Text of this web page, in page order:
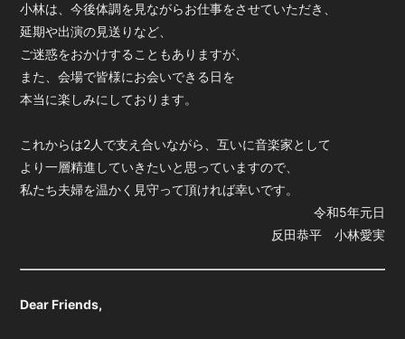
小林は、今後体調を見ながらお仕事をさせていただき、
延期や出演の見送りなど、
ご迷惑をおかけすることもありますが、
また、会場で皆様にお会いできる日を
本当に楽しみにしております。
これからは2人で支え合いながら、互いに音楽家として
より一層精進していきたいと思っていますので、
私たち夫婦を温かく見守って頂ければ幸いです。
令和5年元日
反田恭平 小林愛実
Dear Friends,